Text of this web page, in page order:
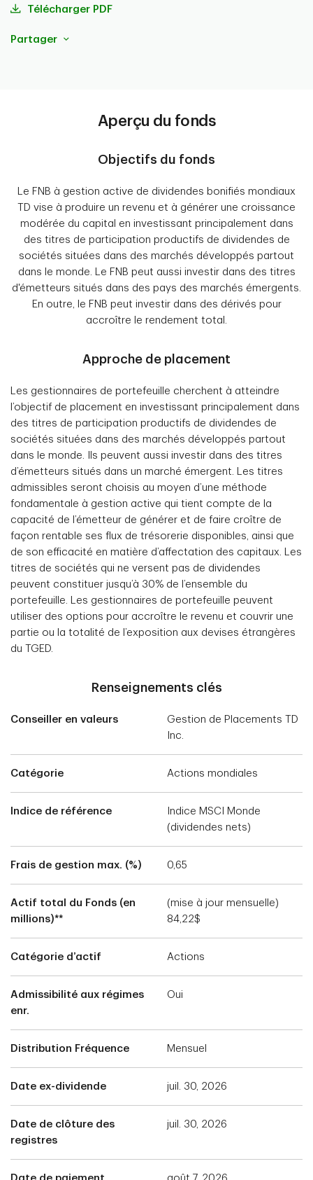
Télécharger PDF
Partager
Aperçu du fonds
Objectifs du fonds
Le FNB à gestion active de dividendes bonifiés mondiaux
TD vise à produire un revenu et à générer une croissance
modérée du capital en investissant principalement dans
des titres de participation productifs de dividendes de
sociétés situées dans des marchés développés partout
dans le monde. Le FNB peut aussi investir dans des titres
d'émetteurs situés dans des pays des marchés émergents.
En outre, le FNB peut investir dans des dérivés pour
accroître le rendement total.
Approche de placement
Les gestionnaires de portefeuille cherchent à atteindre
l’objectif de placement en investissant principalement dans
des titres de participation productifs de dividendes de
sociétés situées dans des marchés développés partout
dans le monde. Ils peuvent aussi investir dans des titres
d’émetteurs situés dans un marché émergent. Les titres
admissibles seront choisis au moyen d’une méthode
fondamentale à gestion active qui tient compte de la
capacité de l’émetteur de générer et de faire croître de
façon rentable ses flux de trésorerie disponibles, ainsi que
de son efficacité en matière d’affectation des capitaux. Les
titres de sociétés qui ne versent pas de dividendes
peuvent constituer jusqu’à 30% de l’ensemble du
portefeuille. Les gestionnaires de portefeuille peuvent
utiliser des options pour accroître le revenu et couvrir une
partie ou la totalité de l’exposition aux devises étrangères
du TGED.
Renseignements clés
Conseiller en valeurs
Gestion de Placements TD
Inc.
Catégorie Actions mondiales
Indice de référence
Indice MSCI Monde
(dividendes nets)
Frais de gestion max. (%) 0,65
Actif total du Fonds (en
millions)**
(mise à jour mensuelle)
84,22$
Catégorie d’actif Actions
Admissibilité aux régimes
enr.
Oui
Distribution Fréquence Mensuel
Date ex-dividende juil. 30, 2026
Date de clôture des
registres
juil. 30, 2026